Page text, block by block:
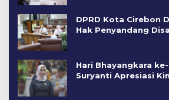
DPRD Kota Cirebon
Hak Penyandang
Hari Bhayangkara
Suryanti Apresiasi